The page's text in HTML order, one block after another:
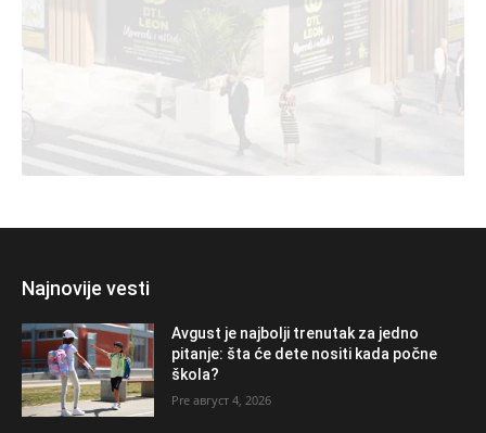
Najnovije vesti
Avgust je najbolji trenutak za jedno
pitanje: šta će dete nositi kada počne
škola?
август 4, 2026